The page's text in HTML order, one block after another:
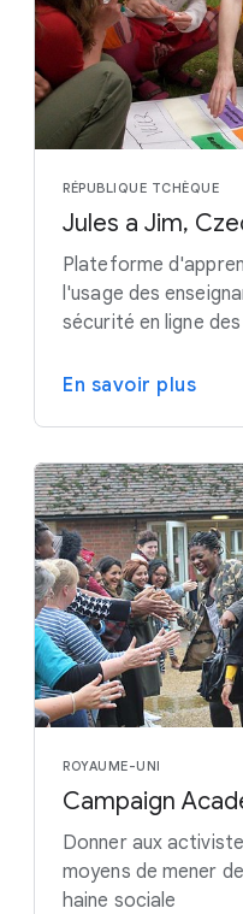
RÉPUBLIQUE TCHÈQUE
Jules a Jim,
Plateforme
l'usage des
sécurité en ligne
En savoir plus
ROYAUME-UNI
Campaign
Donner aux
moyens de mener
haine sociale